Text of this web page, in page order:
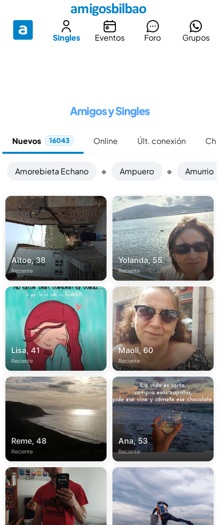
Singles Eventos Foro Grupos
Amigos y Singles
Nuevos 16043 Online Últ. conexión
Amorebieta Echano 🔹 Ampuero 🔹 Amurrio
Aitoe, 38
Reciente
Yolanda, 55
Reciente
Lisa, 41
Reciente
Maoli, 60
Reciente
Reme, 48
Reciente
Ana, 53
Reciente